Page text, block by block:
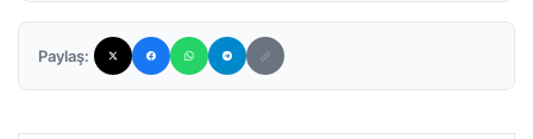
Paylaş: